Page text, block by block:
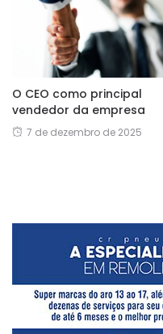
O CEO como principal
vendedor da empresa
7 de dezembro de 2025